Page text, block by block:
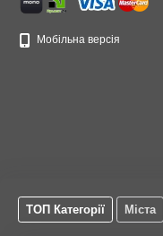
Мобільна версія
ТОП Категорії Міста